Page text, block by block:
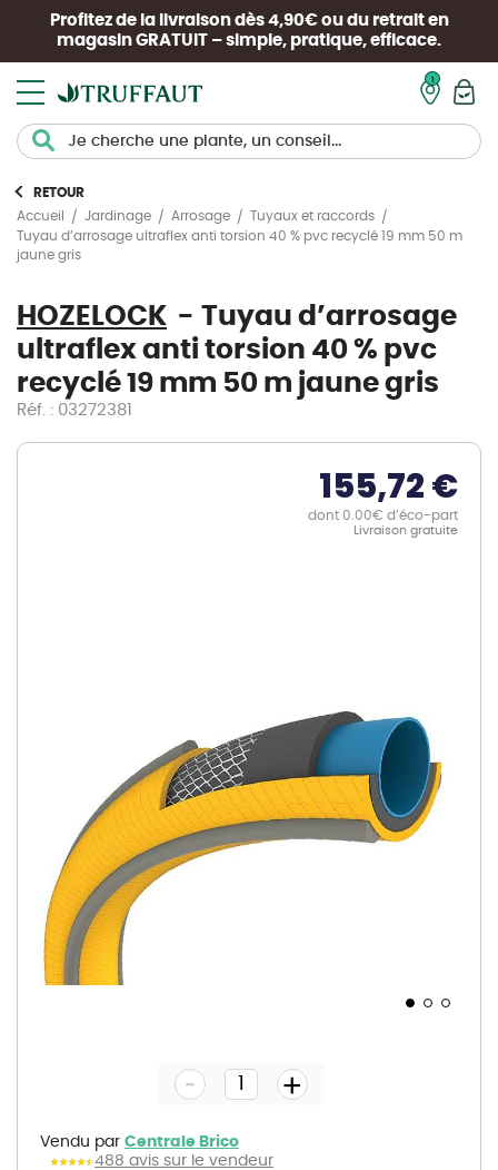
Profitez de la livraison dès 4,90€ ou du retrait en
magasin GRATUIT – simple, pratique, efficace.
RETOUR
Accueil
Jardinage Arrosage
Tuyaux et raccords
Tuyau d’arrosage ultraflex anti torsion 40 % pvc recyclé 19 mm 50 m
jaune gris
HOZELOCK
Tuyau d’arrosage
ultraflex anti torsion 40 % pvc
recyclé 19 mm 50 m jaune gris
Réf. : 03272381
155,72 €
dont 0.00€ d’éco-part
Livraison gratuite
gallery
Vendu par Centrale Brico
488 avis sur le vendeur
- +